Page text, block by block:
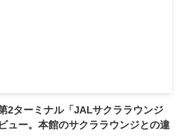
2ターミナル「JALサクララウンジ
ュー。本館のサクララウンジとの違